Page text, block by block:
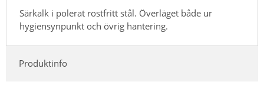
Särkalk i polerat rostfritt stål. Överläget både ur
hygiensynpunkt och övrig hantering.
Produktinfo